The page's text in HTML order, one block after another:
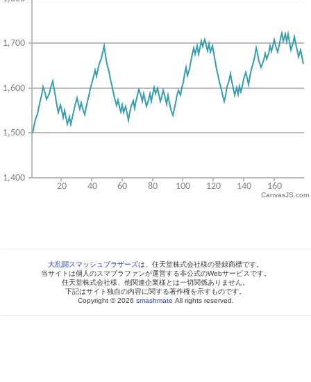
CanvasJS.com
大乱闘スマッシュブラザーズは、任天堂株式会社様の登録商標です。
当サイトは個人のスマブラファンが運営する非公式のWebサービスです。
任天堂株式会社様、他関連企業様とは一切関係ありません。
下記はサイト独自の内容に関する著作権を示すものです。
Copyright © 2026 smashmate All rights reserved.